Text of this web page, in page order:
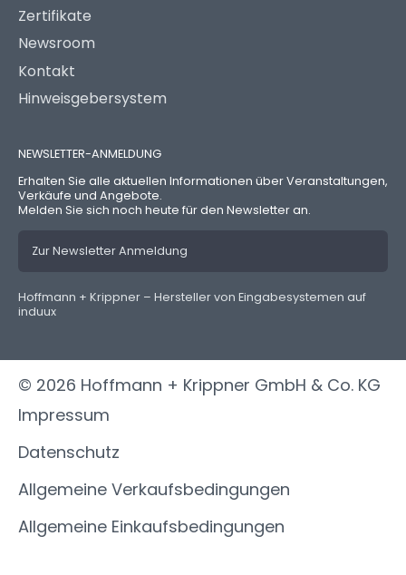
Zertifikate
Newsroom
Kontakt
Hinweisgebersystem
NEWSLETTER-ANMELDUNG
Erhalten Sie alle aktuellen Informationen über Veranstaltungen,
Verkäufe und Angebote.
Melden Sie sich noch heute für den Newsletter an.
Zur Newsletter Anmeldung
Hoffmann + Krippner – Hersteller von Eingabesystemen auf
induux
© 2026 Hoffmann + Krippner GmbH & Co. KG
Impressum
Datenschutz
Allgemeine Verkaufsbedingungen
Allgemeine Einkaufsbedingungen